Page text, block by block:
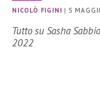
NICOLÒ FIGINI | 5
Tutto su Sasha
2022